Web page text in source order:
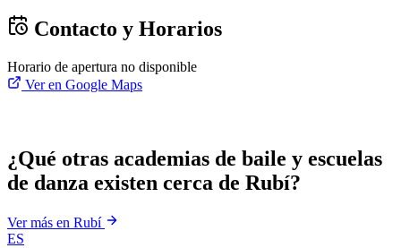
Contacto y Horarios
Horario de apertura no disponible
Ver en Google Maps
¿Qué otras academias de baile y escuelas
de danza existen cerca de Rubí?
Ver más en Rubí
ES